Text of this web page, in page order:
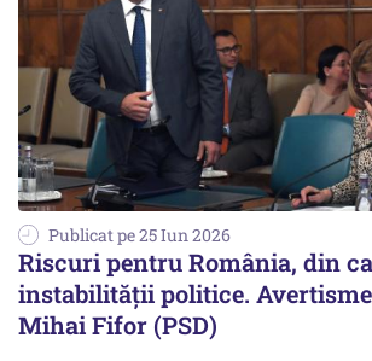
Publicat pe 25 Iun 2026
Riscuri pentru România, din
instabilității politice.
Mihai Fifor (PSD)